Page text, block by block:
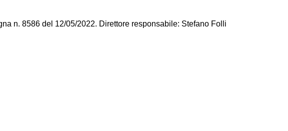
n. 8586 del 12/05/2022. Direttore responsabile: Stefano Folli